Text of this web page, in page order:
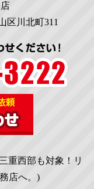
区川北町311
重西部も対象！リ
店へ。)